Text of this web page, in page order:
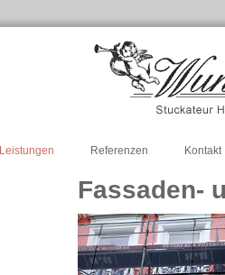
Leistungen Referenzen Kontakt
Fassaden-